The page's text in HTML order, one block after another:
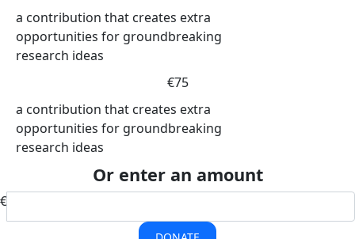
a contribution that creates extra
opportunities for groundbreaking
research ideas
€75
a contribution that creates extra
opportunities for groundbreaking
research ideas
Or enter an amount
€